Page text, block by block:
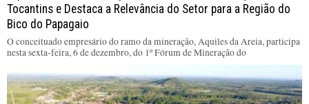
Tocantins e Destaca a Relevância do Setor para a Região do
Bico do Papagaio
O conceituado empresário do ramo da mineração, Aquiles da Areia, participa
nesta sexta-feira, 6 de dezembro, do 1º Fórum de Mineração do